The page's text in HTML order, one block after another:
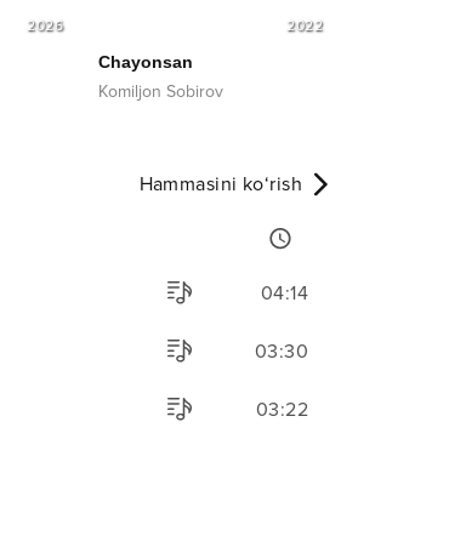
2026 2022
Chayonsan
Komiljon Sobirov
Hammasini ko‘rish
04:14
03:30
03:22